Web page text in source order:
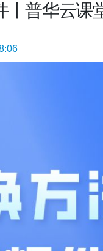
丨普华云课